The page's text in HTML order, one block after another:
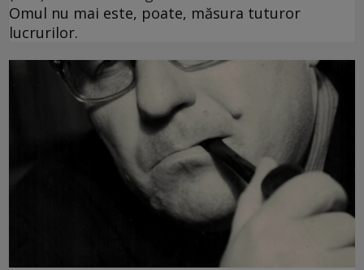
Omul nu mai este, poate, măsura tuturor
lucrurilor.